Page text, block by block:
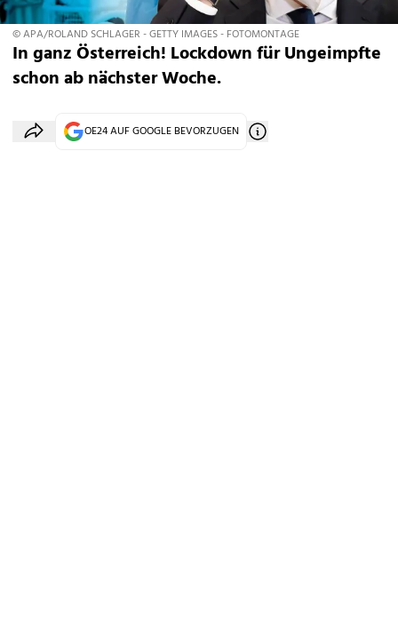
© APA/ROLAND SCHLAGER - GETTY IMAGES - FOTOMONTAGE
In ganz Österreich! Lockdown für Ungeimpfte
schon ab nächster Woche.
OE24 AUF GOOGLE BEVORZUGEN